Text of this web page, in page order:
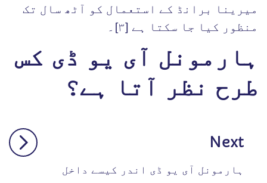
میرینا برانڈ کے استعمال کو آٹھ سال تک
منظور کیا جا سکتا ہے [٣]۔
ہارمونل آی یو ڈی کس
طرح نظر آتا ہے؟
Next
ہارمونل آی یو ڈی اندر کیسے داخل